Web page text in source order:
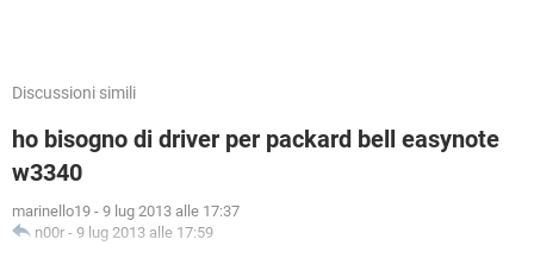
Discussioni simili
ho bisogno di driver per packard bell easynote
w3340
marinello19 - 9 lug 2013 alle 17:37
n00r - 9 lug 2013 alle 17:59